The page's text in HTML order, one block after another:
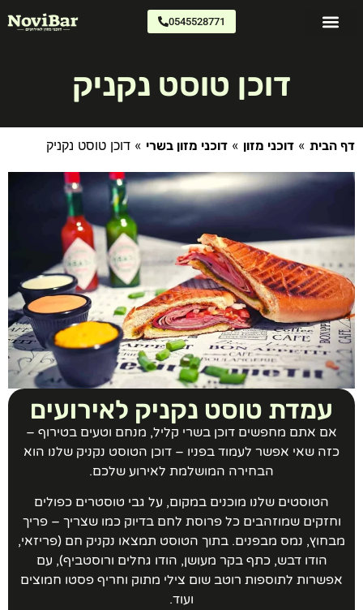
0545528771
דוכן טוסט נקניק
הבית»דוכני מזון »דוכני מזון בשרי»דוכן טוסט נקניק
עמדת טוסט נקניק לאירועים
אם אתם מחפשים דוכן בשרי קליל, מנחם וטעים בטירוף –
כזה שאי אפשר לעמוד בפניו – דוכן הטוסט נקניק שלנו הוא
הבחירה המושלמת לאירוע שלכם.
הטוסטים שלנו מוכנים במקום, על גבי טוסטרים כפולים
וחזקים שמוזהבים כל פרוסת לחם בדיוק כמו שצריך – פריך
נמס מבפנים. בתוך הטוסט תמצאו נקניק חם (פריזאי,
הודו דבש, כתף בקר מעושן, הודו גחלים ורוסטביף), עם
אפשרות לתוספות רוטב שום צילי מתוק וחריף פסטו חמוצים
ועוד.